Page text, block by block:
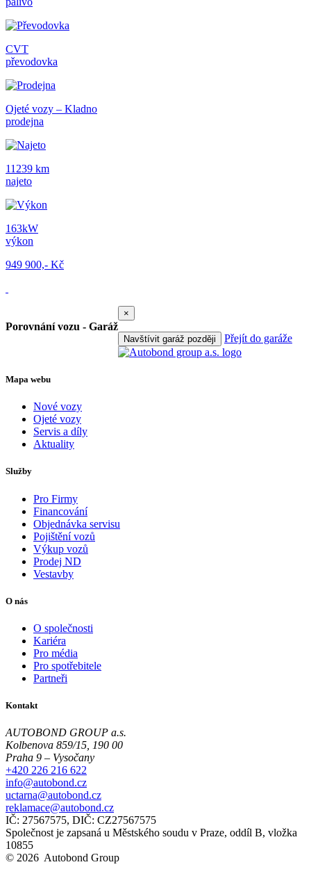
CVT
převodovka
Ojeté vozy – Kladno
prodejna
11239 km
najeto
163kW
výkon
949 900,- Kč
Porovnání vozu - Garáž
×
Navštívit garáž později Přejít do garáže
Mapa webu
Nové vozy
Ojeté vozy
Servis a díly
Aktuality
Služby
Pro Firmy
Financování
Objednávka servisu
Pojištění vozů
Výkup vozů
Prodej ND
Vestavby
O nás
O společnosti
Kariéra
Pro média
Pro spotřebitele
Partneři
Kontakt
AUTOBOND GROUP a.s.
Kolbenova 859/15, 190 00
Praha 9 – Vysočany
+420 226 216 622
info@autobond.cz
uctarna@autobond.cz
reklamace@autobond.cz
IČ: 27567575, DIČ: CZ27567575
Společnost je zapsaná u Městského soudu v Praze, oddíl B, vložka
10855
© 2026 Autobond Group